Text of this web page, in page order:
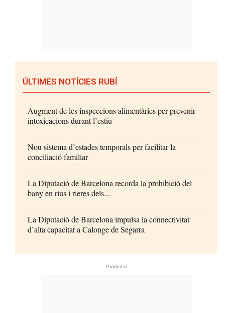
ÚLTIMES NOTÍCIES RUBÍ
Augment de les inspeccions alimentàries per prevenir
intoxicacions durant l’estiu
Nou sistema d’estades temporals per facilitar la
conciliació familiar
La Diputació de Barcelona recorda la prohibició del
bany en rius i rieres dels...
La Diputació de Barcelona impulsa la connectivitat
d’alta capacitat a Calonge de Segarra
- Publicitat -